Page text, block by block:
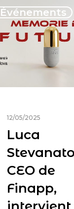
Événements
12/05/2025
Luca
CEO de
Finapp,